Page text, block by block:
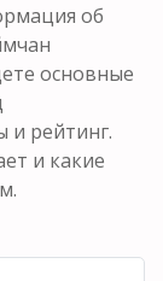
об
основные
и рейтинг.
и какие